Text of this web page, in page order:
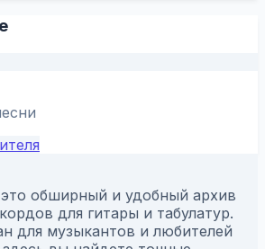
обширный и удобный архив
для гитары и табулатур.
для музыкантов и любителей